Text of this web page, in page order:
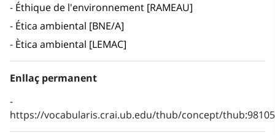
Éthique de l'environnement [RAMEAU]
Ética ambiental [BNE/A]
Ètica ambiental [LEMAC]
Enllaç permanent
https://vocabularis.crai.ub.edu/thub/concept/